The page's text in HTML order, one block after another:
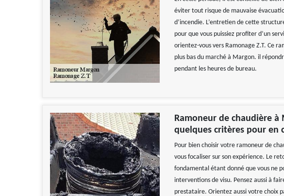
éviter tout risque de mauvaise
d’incendie. L’entretien de cette
pour que vous puissiez profiter d’un
orientez-vous vers Ramonage Z.T. Ce
plus bas du marché à Margon. il
pendant les heures de bureau.
Ramoneur de chaudière à
quelques critères pour en
Pour bien choisir votre ramoneur de
vous focaliser sur son expérience. Le
fondamental étant donné que vous ne
interventions de visu. Pensez aussi à
prestataire. Orientez aussi votre choix